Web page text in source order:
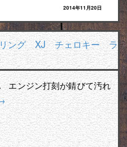
2014年11月20日
ング XJ チェロキー ラ
エンジン打刻が錆びて汚れ